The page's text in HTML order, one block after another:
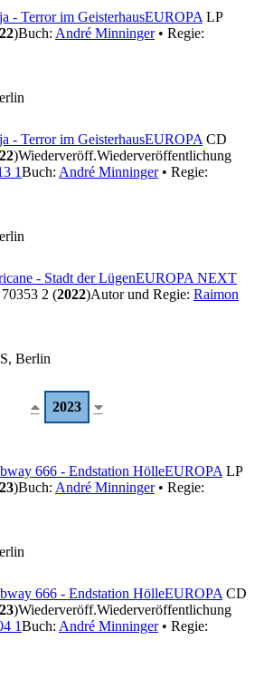
- Terror im GeisterhausEUROPA LP
)Buch: André Minninger• Regie:
- Terror im GeisterhausEUROPA CD
)Wiederveröff.Wiederveröffentlichung
1Buch: André Minninger• Regie:
- Stadt der LügenEUROPA NEXT
2 (2022)Autor und Regie: Raimon
Berlin
2023
666 - Endstation HölleEUROPA LP
)Buch: André Minninger• Regie:
666 - Endstation HölleEUROPA CD
)Wiederveröff.Wiederveröffentlichung
1Buch: André Minninger• Regie: